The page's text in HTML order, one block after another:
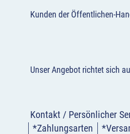
Kunden der Öffentlichen-
Unser Angebot richtet sich
Kontakt / Persönlicher
*Zahlungsarten